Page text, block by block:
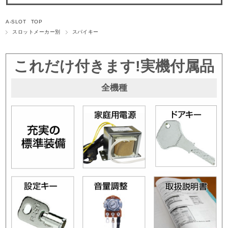
A-SLOT TOP
スロットメーカー別
スパイキー
これだけ付きます!実機付属品
全機種